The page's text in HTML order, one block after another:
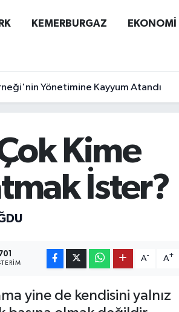
KEMERBURGAZ EKONOMİ
Yönetimine Kayyum Atandı
Kime
İster?
A- A+
yine de kendisini yalnız